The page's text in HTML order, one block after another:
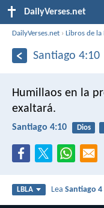
DailyVerses.net
DailyVerses.net ›Libros de la
Santiago 4:10
Humillaos en la
exaltará.
Santiago 4:10 Dios
LBLA LeaSantiago 4